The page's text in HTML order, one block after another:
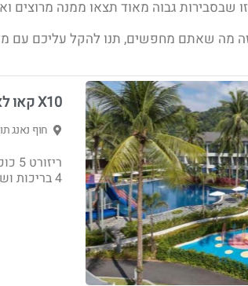
שבסבירות גבוה מאוד תצאו ממנה מרוצים
זה מה שאתם מחפשים, תנו להקל עליכם עם
X10 קאו לאק
חוף נאנג
4 בריכות ושתי מסעדות. מתאים למשפחות